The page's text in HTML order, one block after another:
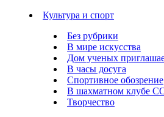
Культура и спорт
Без рубрики
В мире искусства
Дом ученых
В часы досуга
Спортивное обозрение
В шахматном клубе
Творчество